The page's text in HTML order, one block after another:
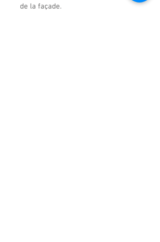
de la façade.